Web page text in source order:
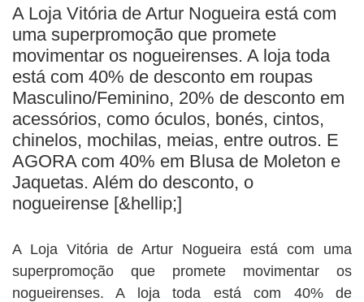
ANUNCIE
BUSCAR
A Loja Vitória de Artur Nogueira está com
uma superpromoção que promete
movimentar os nogueirenses. A loja toda
está com 40% de desconto em roupas
Masculino/Feminino, 20% de desconto em
acessórios, como óculos, bonés, cintos,
chinelos, mochilas, meias, entre outros. E
AGORA com 40% em Blusa de Moleton e
Jaquetas. Além do desconto, o
nogueirense [&hellip;]
A Loja Vitória de Artur Nogueira está com uma
superpromoção que promete movimentar os
nogueirenses. A loja toda está com 40% de